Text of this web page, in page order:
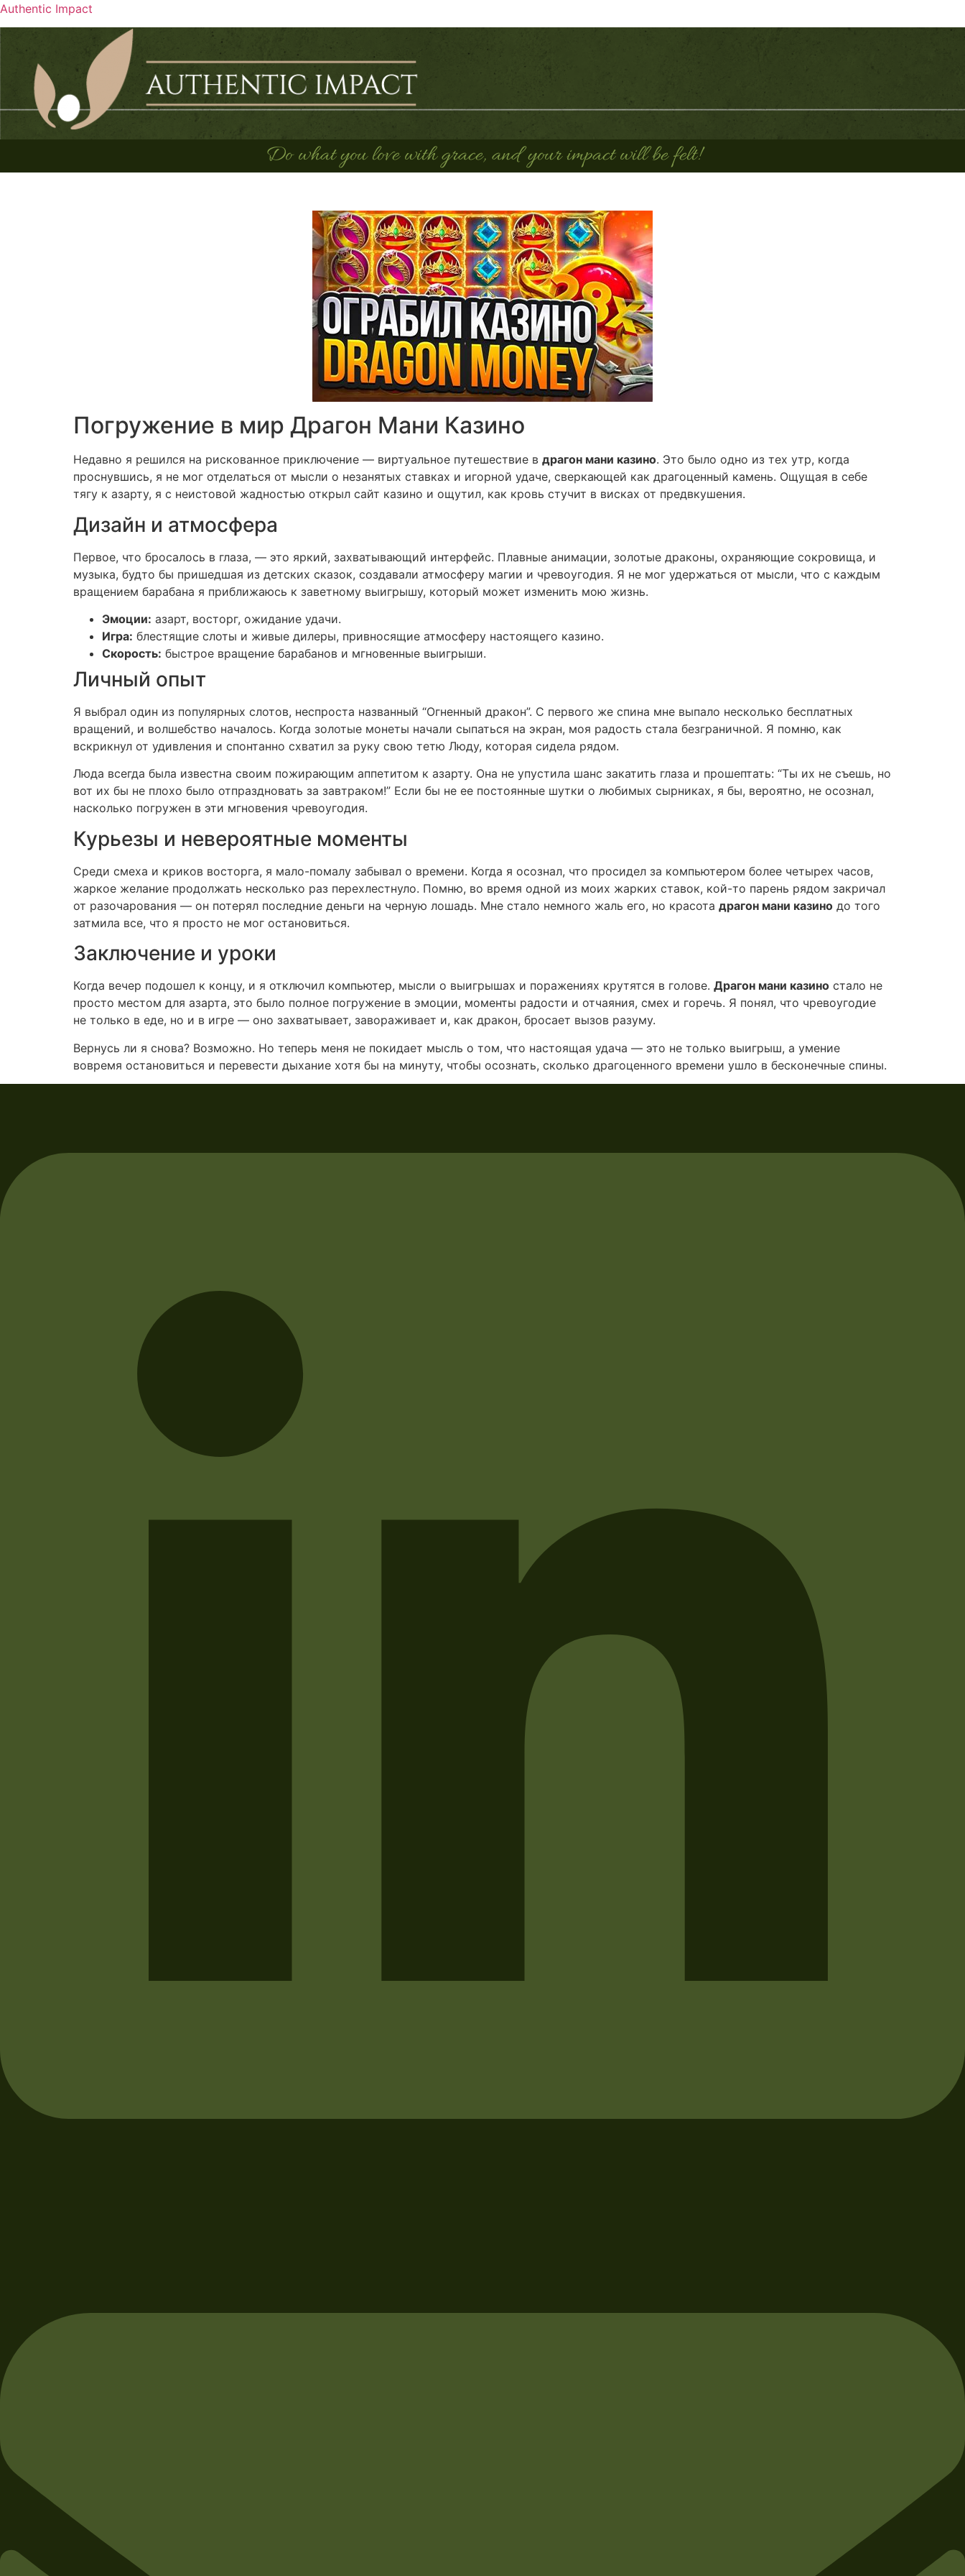
Authentic Impact
Do what you love with grace, and your impact will be felt!
Погружение в мир Драгон Мани Казино
Недавно я решился на рискованное приключение — виртуальное путешествие в драгон мани казино. Это было одно из тех утр, когда
проснувшись, я не мог отделаться от мысли о незанятых ставках и игорной удаче, сверкающей как драгоценный камень. Ощущая в себе
тягу к азарту, я с неистовой жадностью открыл сайт казино и ощутил, как кровь стучит в висках от предвкушения.
Дизайн и атмосфера
Первое, что бросалось в глаза, — это яркий, захватывающий интерфейс. Плавные анимации, золотые драконы, охраняющие сокровища, и
музыка, будто бы пришедшая из детских сказок, создавали атмосферу магии и чревоугодия. Я не мог удержаться от мысли, что с каждым
вращением барабана я приближаюсь к заветному выигрышу, который может изменить мою жизнь.
Эмоции: азарт, восторг, ожидание удачи.
Игра: блестящие слоты и живые дилеры, привносящие атмосферу настоящего казино.
Скорость: быстрое вращение барабанов и мгновенные выигрыши.
Личный опыт
Я выбрал один из популярных слотов, неспроста названный “Огненный дракон”. С первого же спина мне выпало несколько бесплатных
вращений, и волшебство началось. Когда золотые монеты начали сыпаться на экран, моя радость стала безграничной. Я помню, как
вскрикнул от удивления и спонтанно схватил за руку свою тетю Люду, которая сидела рядом.
Люда всегда была известна своим пожирающим аппетитом к азарту. Она не упустила шанс закатить глаза и прошептать: “Ты их не съешь, но
вот их бы не плохо было отпраздновать за завтраком!” Если бы не ее постоянные шутки о любимых сырниках, я бы, вероятно, не осознал,
насколько погружен в эти мгновения чревоугодия.
Курьезы и невероятные моменты
Среди смеха и криков восторга, я мало-помалу забывал о времени. Когда я осознал, что просидел за компьютером более четырех часов,
жаркое желание продолжать несколько раз перехлестнуло. Помню, во время одной из моих жарких ставок, кой-то парень рядом закричал
от разочарования — он потерял последние деньги на черную лошадь. Мне стало немного жаль его, но красота драгон мани казино до того
затмила все, что я просто не мог остановиться.
Заключение и уроки
Когда вечер подошел к концу, и я отключил компьютер, мысли о выигрышах и поражениях крутятся в голове. Драгон мани казино стало не
просто местом для азарта, это было полное погружение в эмоции, моменты радости и отчаяния, смех и горечь. Я понял, что чревоугодие
не только в еде, но и в игре — оно захватывает, завораживает и, как дракон, бросает вызов разуму.
Вернусь ли я снова? Возможно. Но теперь меня не покидает мысль о том, что настоящая удача — это не только выигрыш, а умение
вовремя остановиться и перевести дыхание хотя бы на минуту, чтобы осознать, сколько драгоценного времени ушло в бесконечные спины.